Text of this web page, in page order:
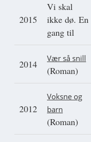
2015
Vi skal
ikke dø. En
gang til
2014 Vær så snill
(Roman)
2012
Voksne og
barn
(Roman)